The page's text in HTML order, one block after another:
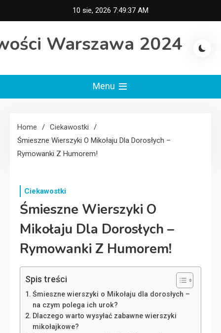
to
10 sie, 2026 7:49:37 AM
Warszawa 2024
Menu
Home
Ciekawostki
Śmieszne Wierszyki O Mikołaju Dla Dorosłych –
Rymowanki Z Humorem!
Ciekawostki
Śmieszne Wierszyki O
Mikołaju Dla Dorosłych –
Rymowanki Z Humorem!
Spis treści
Śmieszne wierszyki o Mikołaju dla dorosłych –
na czym polega ich urok?
Dlaczego warto wysyłać zabawne wierszyki
mikołajkowe?